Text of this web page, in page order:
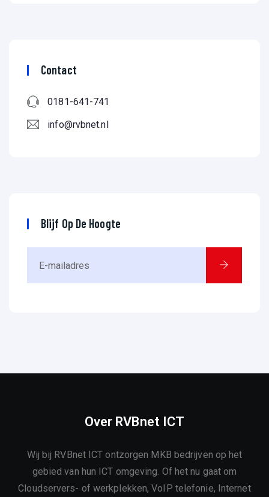
Contact
0181-641-741
info@rvbnet.nl
Blijf Op De Hoogte
Over RVBnet ICT
Wij bij RVBnet ICT ontzorgen MKB bedrijven op het
gebied van hun ICT omgeving. Of het nu gaat om
Cloudservers- of werkplekken, VoIP telefonie, Internet